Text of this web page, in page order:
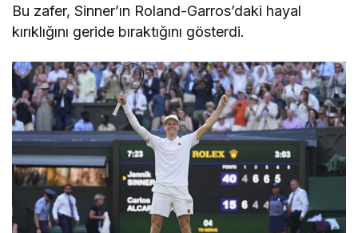
Bu zafer, Sinner’ın Roland-Garros’daki hayal
kırıklığını geride bıraktığını gösterdi.